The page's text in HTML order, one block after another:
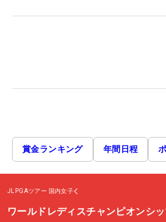
賞金ランキング 年間日程
JLPGAツアー 国内女子
ワールドレディスチャンピオンシ